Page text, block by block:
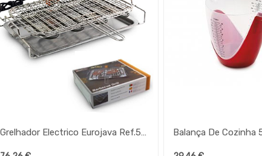
Grelhador Electrico Eurojava Ref.500 2200W